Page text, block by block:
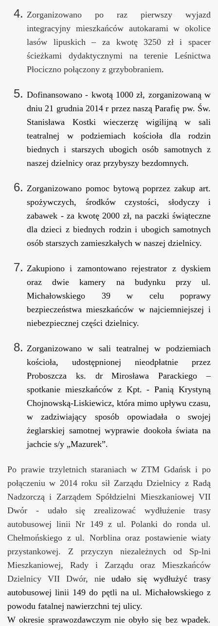
Zorganizowano po raz pierwszy wyjazd
integracyjny mieszkańców autokarami w okolice
lasów lipuskich – za kwotę 3250 zł i spacer
ścieżkami dydaktycznymi na terenie Leśnictwa
Płociczno połączony z grzybobraniem.
Dofinansowano - kwotą 1000 zł, zorganizowaną w
dniu 21 grudnia 2014 r przez naszą Parafię pw. Św.
Stanisława Kostki wieczerzę wigilijną w sali
teatralnej w podziemiach kościoła dla rodzin
biednych i starszych ubogich osób samotnych z
naszej dzielnicy oraz przybyszy bezdomnych.
Zorganizowano pomoc bytową poprzez zakup art.
spożywczych, środków czystości, słodyczy i
zabawek - za kwotę 2000 zł, na paczki świąteczne
dla dzieci z biednych rodzin i ubogich samotnych
osób starszych zamieszkałych w naszej dzielnicy.
Zakupiono i zamontowano rejestrator z dyskiem
oraz dwie kamery na budynku przy ul.
Michałowskiego 39 w celu poprawy
bezpieczeństwa mieszkańców w najciemniejszej i
niebezpiecznej części dzielnicy.
Zorganizowano w sali teatralnej w podziemiach
kościoła, udostępnionej nieodpłatnie przez
Proboszcza ks. dr Mirosława Parackiego –
spotkanie mieszkańców z Kpt. - Panią Krystyną
Chojnowską-Liskiewicz, która mimo upływu czasu,
w zadziwiający sposób opowiadała o swojej
żeglarskiej samotnej wyprawie dookoła świata na
jachcie s/y „Mazurek”.
Po prawie trzyletnich staraniach w ZTM Gdańsk i po
połączeniu w 2014 roku sił Zarządu Dzielnicy z Radą
Nadzorczą i Zarządem Spółdzielni Mieszkaniowej VII
Dwór - udało się zrealizować wydłużenie trasy
autobusowej linii Nr 149 z ul. Polanki do ronda ul.
Chełmońskiego z ul. Norblina oraz postawienie wiaty
przystankowej. Z przyczyn niezależnych od Sp-lni
Mieszkaniowej, Rady i Zarządu oraz Mieszkańców
Dzielnicy VII Dwór, nie udało się wydłużyć trasy
autobusowej linii 149 do pętli na ul. Michałowskiego z
powodu fatalnej nawierzchni tej ulicy.
W okresie sprawozdawczym nie obyło się bez wpadek.